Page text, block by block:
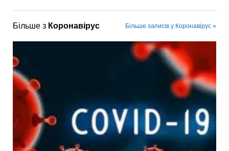
Більше з Коронавірус Більше записів у Коронавірус »